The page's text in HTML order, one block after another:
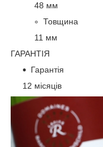
48 мм
Товщина
11 мм
ГАРАНТІЯ
Гарантія
12 місяців